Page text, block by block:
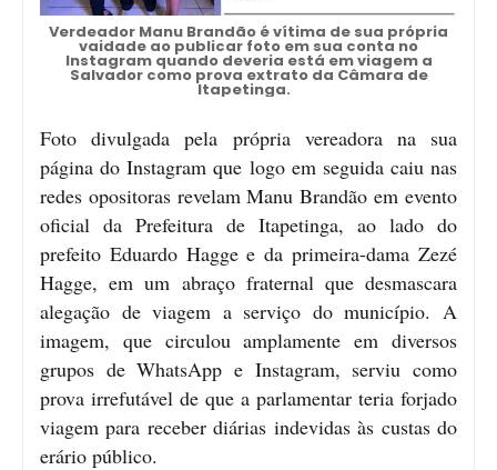
Verdeador Manu Brandão é vítima de sua própria
vaidade ao publicar foto em sua conta no
Instagram quando deveria está em viagem a
Salvador como prova extrato da Câmara de
Itapetinga.
Foto divulgada pela própria vereadora na sua
página do Instagram que logo em seguida caiu nas
redes opositoras revelam Manu Brandão em evento
oficial da Prefeitura de Itapetinga, ao lado do
prefeito Eduardo Hagge e da primeira-dama Zezé
Hagge, em um abraço fraternal que desmascara
alegação de viagem a serviço do município. A
imagem, que circulou amplamente em diversos
grupos de WhatsApp e Instagram, serviu como
prova irrefutável de que a parlamentar teria forjado
viagem para receber diárias indevidas às custas do
erário público.